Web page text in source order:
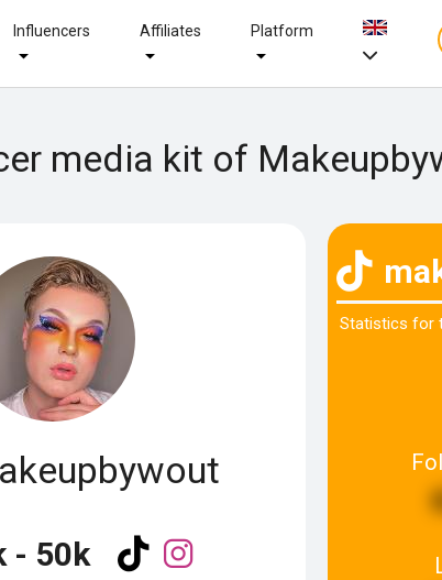
Influencers Affiliates Platform
media kit of
- 50k
Statistics for